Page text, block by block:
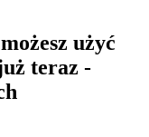
użyć
teraz -